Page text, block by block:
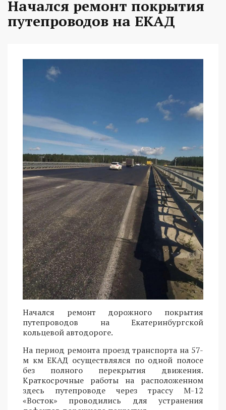
Начался ремонт покрытия
путепроводов на ЕКАД
Начался ремонт дорожного покрытия
путепроводов на Екатеринбургской
кольцевой автодороге.
На период ремонта проезд транспорта на 57-
м км ЕКАД осуществлялся по одной полосе
без полного перекрытия движения.
Краткосрочные работы на расположенном
здесь путепроводе через трассу М-12
«Восток» проводились для устранения